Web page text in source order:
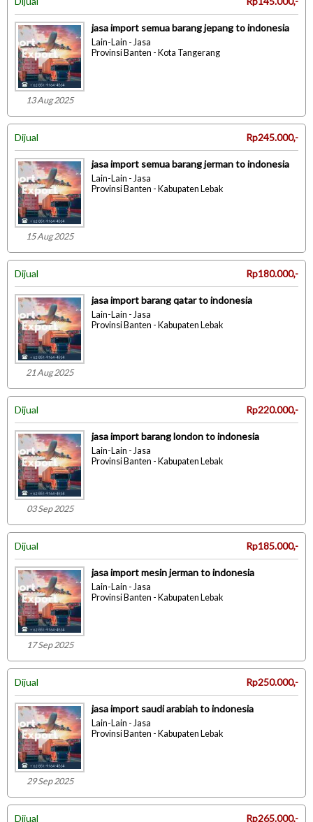
13 Aug 2025
jasa import semua barang jepang to indonesia
Lain-Lain - Jasa
Provinsi Banten - Kota Tangerang
Dijual Rp245.000,-
15 Aug 2025
jasa import semua barang jerman to indonesia
Lain-Lain - Jasa
Provinsi Banten - Kabupaten Lebak
Dijual Rp180.000,-
21 Aug 2025
jasa import barang qatar to indonesia
Lain-Lain - Jasa
Provinsi Banten - Kabupaten Lebak
Dijual Rp220.000,-
03 Sep 2025
jasa import barang london to indonesia
Lain-Lain - Jasa
Provinsi Banten - Kabupaten Lebak
Dijual Rp185.000,-
17 Sep 2025
jasa import mesin jerman to indonesia
Lain-Lain - Jasa
Provinsi Banten - Kabupaten Lebak
Dijual Rp250.000,-
29 Sep 2025
jasa import saudi arabiah to indonesia
Lain-Lain - Jasa
Provinsi Banten - Kabupaten Lebak
Dijual Rp265.000,-